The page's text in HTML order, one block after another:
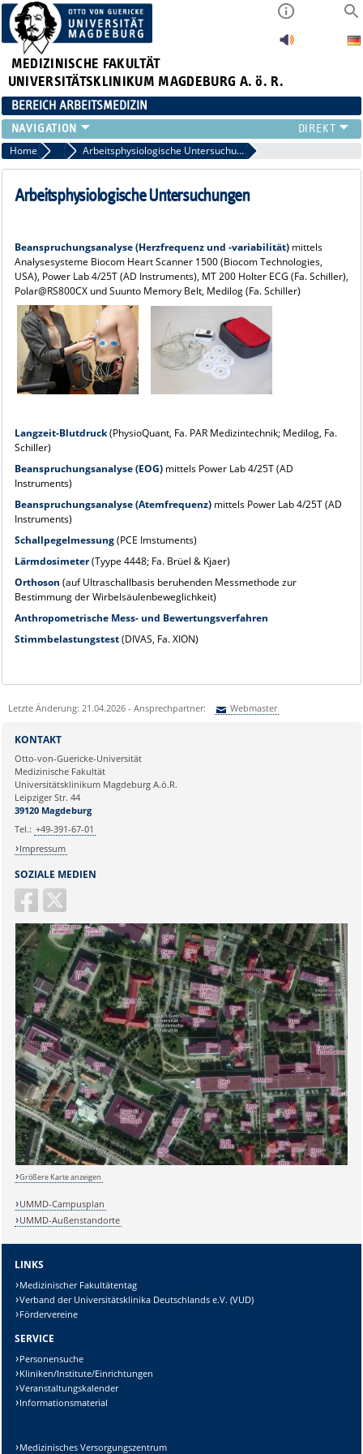
MEDIZINISCHE FAKULTÄT
UNIVERSITÄTSKLINIKUM MAGDEBURG A. ö. R.
BEREICH ARBEITSMEDIZIN
INSTITUT
TEAM
ARBEITSGRUPPEN
FORSCHUNG
PUBLIKATIONEN
AKTUELLES
Home Geräteausstattung Arbeitsphysiologische Untersuchungen
Arbeitsphysiologische Untersuchungen
Beanspruchungsanalyse (Herzfrequenz und -variabilität)mittels
Analysesysteme Biocom Heart Scanner 1500 (Biocom Technologies,
USA), Power Lab 4/25T (AD Instruments), MT 200 Holter ECG (Fa. Schiller),
Polar@RS800CX und Suunto Memory Belt, Medilog (Fa. Schiller)
Langzeit-Blutdruck(PhysioQuant, Fa. PAR Medizintechnik; Medilog, Fa.
Schiller)
Beanspruchungsanalyse (EOG)mittels Power Lab 4/25T (AD
Instruments)
Beanspruchungsanalyse (Atemfrequenz)mittels Power Lab 4/25T (AD
Instruments)
Schallpegelmessung(PCE Imstuments)
Lärmdosimeter(Tyype 4448; Fa. Brüel & Kjaer)
Orthoson (auf Ultraschallbasis beruhenden Messmethode zur
Bestimmung der Wirbelsäulenbeweglichkeit)
Anthropometrische Mess- und Bewertungsverfahren
Stimmbelastungstest(DIVAS, Fa. XION)
Letzte Änderung: 21.04.2026 - Ansprechpartner: Webmaster
Ihre E-Mailadresse:
Ihr Anliegen:
Sicherheitsabfrage:
Lösung:
SOZIALE MEDIEN
KONTAKT
Otto-von-Guericke-Universität
Medizinische Fakultät
Universitätsklinikum Magdeburg A.ö.R.
Leipziger Str. 44
39120 Magdeburg
Tel.: +49-391-67-01
Impressum
Größere Karte anzeigen
UMMD-Campusplan
UMMD-Außenstandorte
LINKS
Medizinischer Fakultätentag
Verband der Universitätsklinika Deutschlands e.V. (VUD)
Fördervereine
SERVICE
Personensuche
Kliniken/Institute/Einrichtungen
Veranstaltungskalender
Informationsmaterial
Medizinisches Versorgungszentrum